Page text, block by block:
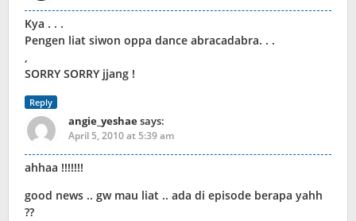
Kya . . .
Pengen liat siwon oppa dance abracadabra. . .
,
SORRY SORRY jjang !
Reply
angie_yeshaesays:
April 5, 2010 at 5:39 am
ahhaa !!!!!!!
good news .. gw mau liat .. ada di episode berapa yahh
??